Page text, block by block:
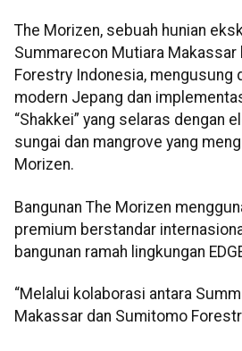
The Morizen, sebuah hunian
Summarecon Mutiara
Forestry Indonesia, mengusung
modern Jepang dan
“Shakkei” yang selaras dengan
sungai dan mangrove yang
Morizen.
Bangunan The Morizen
premium berstandar
bangunan ramah lingkungan
“Melalui kolaborasi antara
Makassar dan Sumitomo